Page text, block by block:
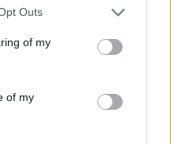
Outs
of my
of my